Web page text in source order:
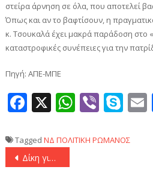
στείρα άρνηση σε όλα, που αποτελεί
Όπως και αν το βαφτίσουν, η
κ. Τσουκαλά έχει μακρά παράδοση στο
καταστροφικές συνέπειες για την
Πηγή: ΑΠΕ-ΜΠΕ
Facebook
X Viber
Tagged ΝΔ ΠΟΛΙΤΙΚΗ ΡΩΜΑΝΟΣ
Πλοήγηση
Δίκη για το Μάτι: «Η τότε κυβέρνηση ενδιαφέρθηκε μόνο για την συγκάλυψη του εγκλήματος» κατέθεσε η Ζ. Κωνσταντοπούλου